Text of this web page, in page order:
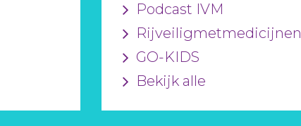
Podcast IVM
Rijveiligmetmedicijnen
GO-KIDS
Bekijk alle